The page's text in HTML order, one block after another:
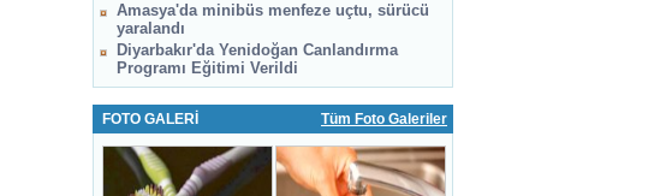
Amasya'da minibüs menfeze uçtu, sürücü
yaralandı
Diyarbakır'da Yenidoğan Canlandırma
Programı Eğitimi Verildi
FOTO GALERİ Tüm Foto Galeriler